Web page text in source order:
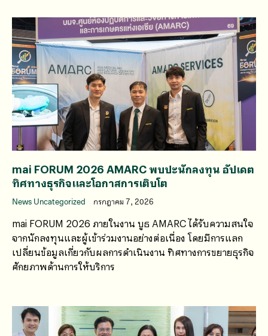
mai FORUM 2026 AMARC พบปะนักลงทุน อัปเดต
ทิศทางธุรกิจและโอกาสการเติบโต
News Uncategorized กรกฎาคม 7, 2026
mai FORUM 2026 ภายในงาน บูธ AMARC ได้รับความสนใจ
จากนักลงทุนและผู้เข้าร่วมงานอย่างต่อเนื่อง โดยมีการแลก
เปลี่ยนข้อมูลเกี่ยวกับผลการดำเนินงาน ทิศทางการขยายธุรกิจ
ศักยภาพด้านการให้บริการ